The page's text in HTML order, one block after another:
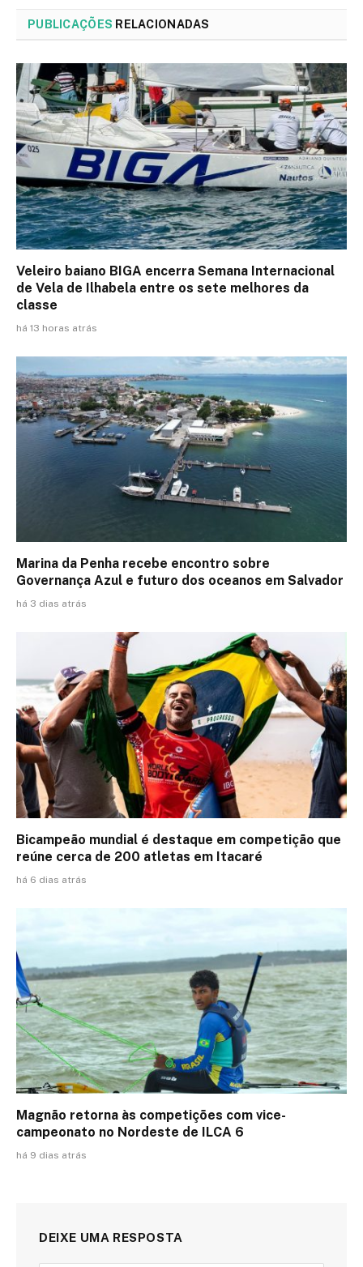
PUBLICAÇÕES RELACIONADAS
Veleiro baiano BIGA encerra Semana Internacional
de Vela de Ilhabela entre os sete melhores da
classe
há 13 horas atrás
Marina da Penha recebe encontro sobre
Governança Azul e futuro dos oceanos em Salvador
há 3 dias atrás
Bicampeão mundial é destaque em competição que
reúne cerca de 200 atletas em Itacaré
há 6 dias atrás
Magnão retorna às competições com vice-
campeonato no Nordeste de ILCA 6
há 9 dias atrás
DEIXE UMA RESPOSTA